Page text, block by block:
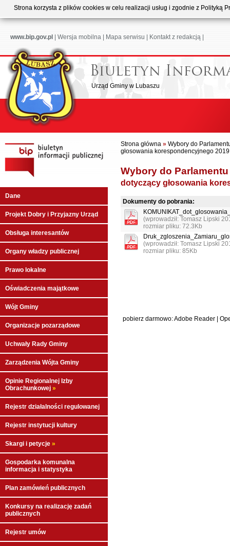
Strona korzysta z plików cookies w celu realizacji usług i zgodnie z
www.bip.gov.pl Wersja mobilna Mapa serwisu Kontakt z redakcją
Urząd Gminy w Lubaszu
Dane
Projekt Dobry i Przyjazny Urząd
Obsługa interesantów
Organy władzy publicznej
Prawo lokalne
Oświadczenia majątkowe
Wójt Gminy
Organizacje pozarządowe
Uchwały Rady Gminy
Zarządzenia Wójta Gminy
Opinie Regionalnej Izby
Obrachunkowej »
Rejestr działalności regulowanej
Rejestr instytucji kultury
Skargi i petycje »
Gospodarka komunalna
informacja i statystyka
Plan zamówień publicznych
Konkursy na realizację zadań
publicznych
Rejestr umów
Strona główna » Wybory do
głosowania korespondencyjnego
Wybory do
dotyczący głosowania
Dokumenty do pobrania:
(wprowadził: Tomasz Lipski
rozmiar pliku: 72.3Kb
(wprowadził: Tomasz Lipski
rozmiar pliku: 85Kb
pobierz darmowo:Adobe Reader